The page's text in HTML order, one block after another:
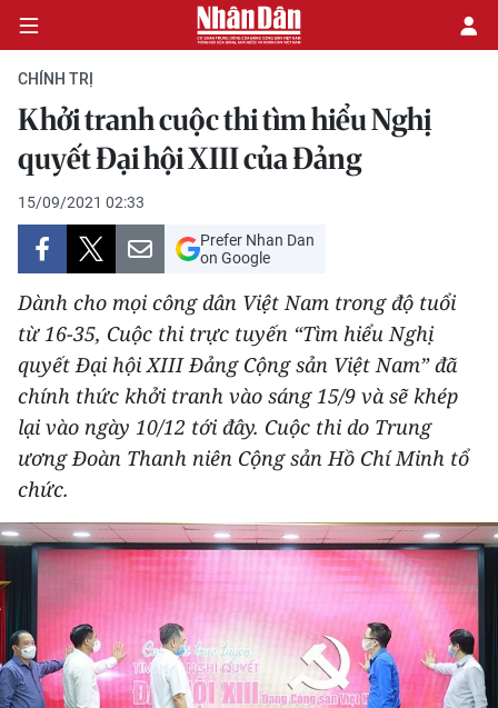
CHÍNH TRỊ
KINH TẾ
VĂN HÓA
XÃ HỘI
PHÁP LUẬT
DU LỊCH
THẾ GIỚI
THỂ THAO
GIÁO DỤC
Y TẾ
KHOA HỌC - CÔNG NGHỆ
CHÍNH TRỊ
Khởi tranh cuộc thi tìm hiểu Nghị
quyết Đại hội XIII của Đảng
15/09/2021 02:33
Prefer Nhan Dan
on Google
Dành cho mọi công dân Việt Nam trong độ tuổi
từ 16-35, Cuộc thi trực tuyến “Tìm hiểu Nghị
quyết Đại hội XIII Đảng Cộng sản Việt Nam” đã
chính thức khởi tranh vào sáng 15/9 và sẽ khép
lại vào ngày 10/12 tới đây. Cuộc thi do Trung
ương Đoàn Thanh niên Cộng sản Hồ Chí Minh tổ
chức.